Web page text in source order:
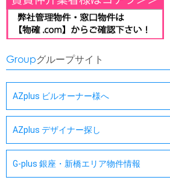
Groupグループサイト
AZplus ビルオーナー様へ
AZplus デザイナー探し
G-plus 銀座・新橋エリア物件情報